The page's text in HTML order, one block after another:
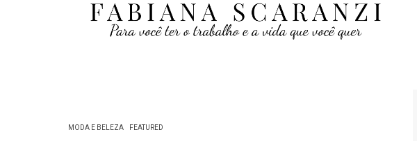
MODA E BELEZA FEATURED